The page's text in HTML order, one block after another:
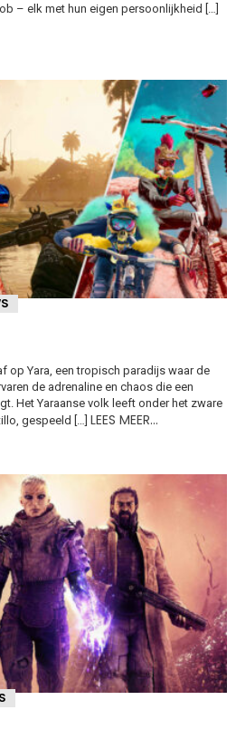
– elk met hun eigen persoonlijkheid […]
op Yara, een tropisch paradijs waar de
de adrenaline en chaos die een
Het Yaraanse volk leeft onder het zware
gespeeld […] LEES MEER…